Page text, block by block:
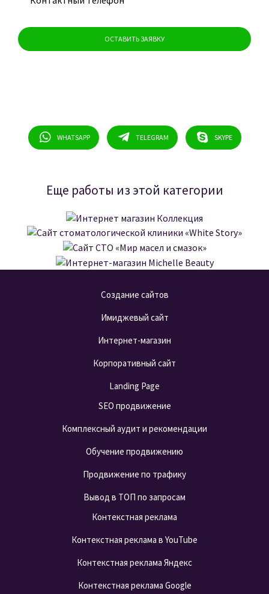
WHATSAPP TELEGRAM SKYPE
Еще работы из этой категории
Интернет магазин Коллекция
ПОДРОБНЕЕ
Сайт стоматологической клиники «White
Story»
ПОДРОБНЕЕ
Сайт СТО «Мир масел и смазок»
Интернет-магазин Michelle Beauty
ПОДРОБНЕЕ
Создание сайтов
Имиджевый сайт
Интернет-магазин
Корпоративный сайт
Landing Page
SEO продвижение
Комплексный аудит и рекомендации
Обучение продвижению
Продвижение по трафику
Вывод в ТОП по запросам
Контекстная реклама
Контекстная реклама в YouTube
Контекстная реклама Яндекс
Контекстная реклама Google